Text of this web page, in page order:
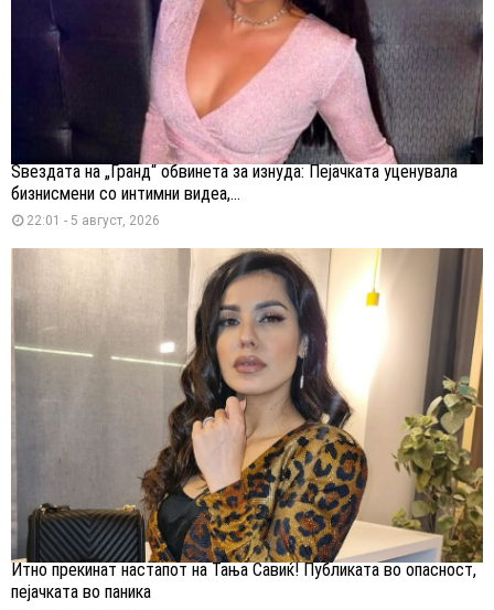
Ѕвездата на „Гранд“ обвинета за изнуда: Пејачката уценувала
бизнисмени со интимни видеа,...
22:01 - 5 август, 2026
Итно прекинат настапот на Тања Савиќ! Публиката во опасност,
пејачката во паника